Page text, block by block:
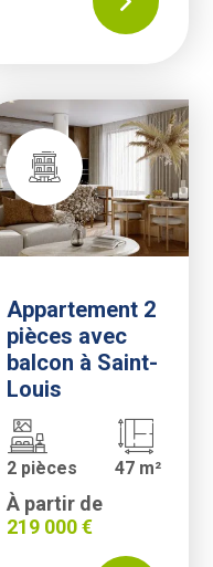
Appartement 2
pièces avec
balcon à Saint-
Louis
2 pièces 47 m²
À partir de
219 000 €